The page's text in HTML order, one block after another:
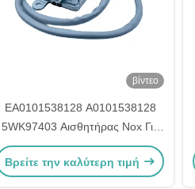
βίντεο
EA0101538128 A0101538128
5WK97403 Αισθητήρας Nox Για
Mercedes-Benz Detroit DD15
DD13
Βρείτε την καλύτερη τιμή